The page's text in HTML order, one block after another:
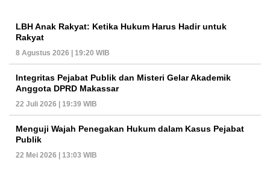
LBH Anak Rakyat: Ketika Hukum Harus Hadir untuk
Rakyat
8 Agustus 2026 | 19:20 WIB
Integritas Pejabat Publik dan Misteri Gelar Akademik
Anggota DPRD Makassar
22 Juli 2026 | 19:39 WIB
Menguji Wajah Penegakan Hukum dalam Kasus Pejabat
Publik
22 Mei 2026 | 13:03 WIB